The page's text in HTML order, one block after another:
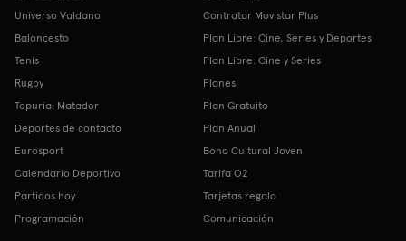
Universo Valdano
Baloncesto
Tenis
Rugby
Topuria: Matador
Deportes de contacto
Eurosport
Calendario Deportivo
Partidos hoy
Programación
Contratar Movistar Plus
Plan Libre: Cine, Series y Deportes
Plan Libre: Cine y Series
Planes
Plan Gratuito
Plan Anual
Bono Cultural Joven
Tarifa O2
Tarjetas regalo
Comunicación